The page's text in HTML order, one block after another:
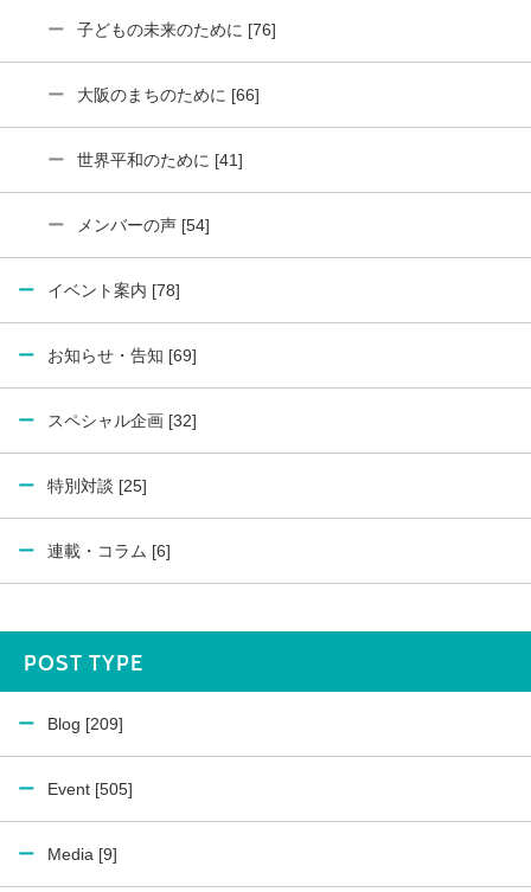
子どもの未来のために [76]
大阪のまちのために [66]
世界平和のために [41]
メンバーの声 [54]
イベント案内 [78]
お知らせ・告知 [69]
スペシャル企画 [32]
特別対談 [25]
連載・コラム [6]
POST TYPE
Blog [209]
Event [505]
Media [9]